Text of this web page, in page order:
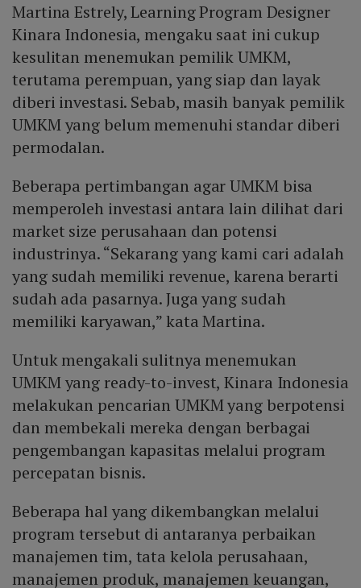
Martina Estrely, Learning Program Designer
Kinara Indonesia, mengaku saat ini cukup
kesulitan menemukan pemilik UMKM,
terutama perempuan, yang siap dan layak
diberi investasi. Sebab, masih banyak pemilik
UMKM yang belum memenuhi standar diberi
permodalan.
Beberapa pertimbangan agar UMKM bisa
memperoleh investasi antara lain dilihat dari
market size perusahaan dan potensi
industrinya. “Sekarang yang kami cari adalah
yang sudah memiliki revenue, karena berarti
sudah ada pasarnya. Juga yang sudah
memiliki karyawan,” kata Martina.
Untuk mengakali sulitnya menemukan
UMKM yang ready-to-invest, Kinara Indonesia
melakukan pencarian UMKM yang berpotensi
dan membekali mereka dengan berbagai
pengembangan kapasitas melalui program
percepatan bisnis.
Beberapa hal yang dikembangkan melalui
program tersebut di antaranya perbaikan
manajemen tim, tata kelola perusahaan,
manajemen produk, manajemen keuangan,